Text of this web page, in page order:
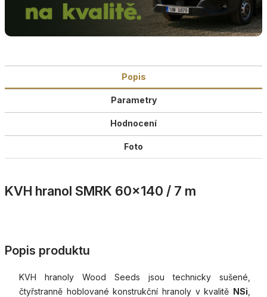
Popis
Parametry
Hodnocení
Foto
KVH hranol SMRK 60×140 / 7 m
Popis produktu
KVH hranoly Wood Seeds jsou technicky sušené,
čtyřstranně hoblované konstrukční hranoly v kvalitě NSi